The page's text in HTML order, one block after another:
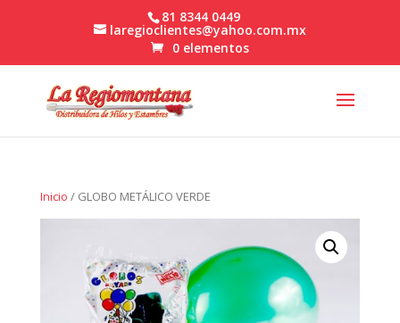
81 8344 0449
laregioclientes@yahoo.com.mx
0 elementos
Inicio / GLOBO METÁLICO VERDE